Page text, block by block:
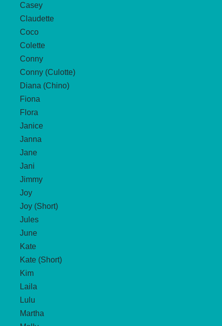
Casey
Claudette
Coco
Colette
Conny
Conny (Culotte)
Diana (Chino)
Fiona
Flora
Janice
Janna
Jane
Jani
Jimmy
Joy
Joy (Short)
Jules
June
Kate
Kate (Short)
Kim
Laila
Lulu
Martha